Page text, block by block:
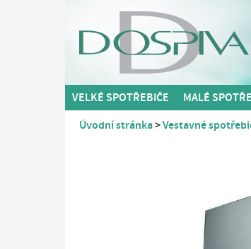
VELKÉ SPOTŘEBIČE MALÉ
Úvodní stránka Vestavné